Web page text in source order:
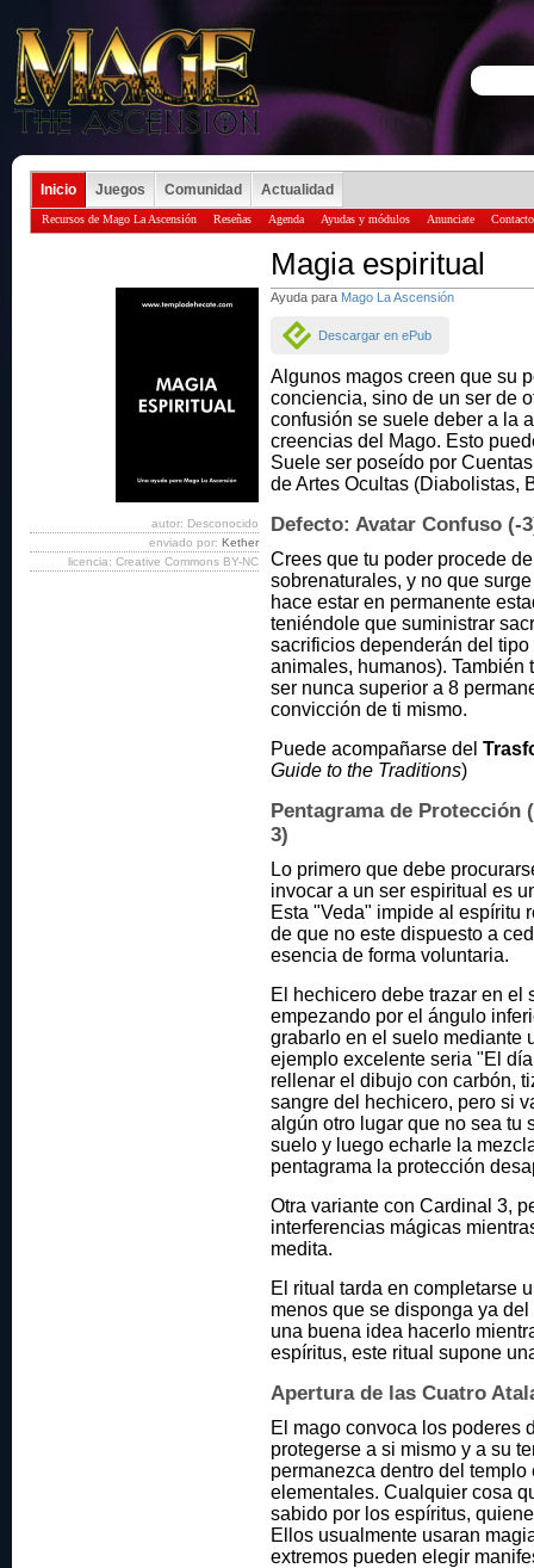
Inicio Juegos Comunidad Actualidad
Recursos de Mago La Ascensión Reseñas Agenda Ayudas y módulos Anunciate Contacto
Magia espiritual
Ayuda para Mago La Ascensión
Descargar en ePub
Algunos magos creen que su
conciencia, sino de un ser de
confusión se suele deber a la
creencias del Mago. Esto
Suele ser poseído por
de Artes Ocultas (Diabolistas,
Defecto: Avatar Confuso (-
Crees que tu poder procede
sobrenaturales, y no que
hace estar en permanente
teniéndole que suministrar
sacrificios dependerán del
animales, humanos). También
ser nunca superior a 8
convicción de ti mismo.
Puede acompañarse del
Guide to the Traditions)
Pentagrama de Protección
3)
Lo primero que debe
invocar a un ser espiritual es
Esta "Veda" impide al espíritu
de que no este dispuesto a
esencia de forma voluntaria.
El hechicero debe trazar en el
empezando por el ángulo
grabarlo en el suelo mediante
ejemplo excelente seria "El
rellenar el dibujo con carbón,
sangre del hechicero, pero si
algún otro lugar que no sea tu
suelo y luego echarle la
pentagrama la protección
Otra variante con Cardinal 3,
interferencias mágicas
medita.
El ritual tarda en completarse
menos que se disponga ya
una buena idea hacerlo
espíritus, este ritual supone
Apertura de las Cuatro
El mago convoca los poderes
protegerse a si mismo y a su
permanezca dentro del
elementales. Cualquier cosa
sabido por los espíritus,
Ellos usualmente usaran
extremos pueden elegir
autor: Desconocido
enviado por: Kether
licencia: Creative Commons BY-NC